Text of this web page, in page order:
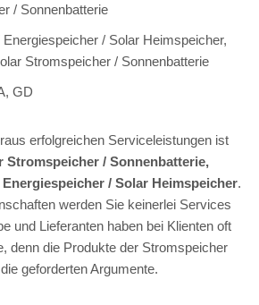
/ Sonnenbatterie
/ Solar Heimspeicher,
Stromspeicher / Sonnenbatterie
GD
erfolgreichen Serviceleistungen ist
Stromspeicher / Sonnenbatterie,
/ Solar Heimspeicher.
werden Sie keinerlei Services
und Lieferanten haben bei Klienten oft
denn die Produkte der Stromspeicher
geforderten Argumente.